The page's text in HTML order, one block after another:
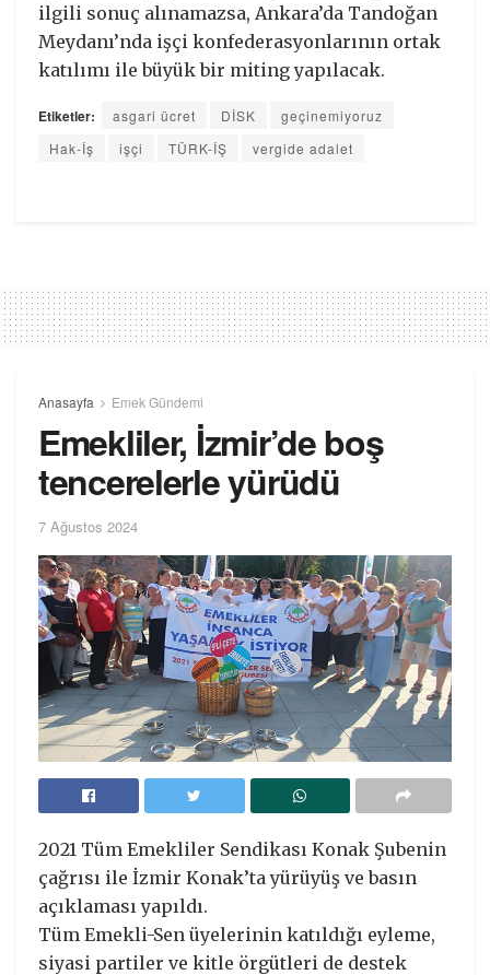
ilgili sonuç alınamazsa, Ankara’da Tandoğan
Meydanı’nda işçi konfederasyonlarının ortak
katılımı ile büyük bir miting yapılacak.
Etiketler: asgari ücret DİSK
geçinemiyoruz
Hak-İş
işçi TÜRK-İŞ vergide adalet
Anasayfa Emek Gündemi
Emekliler, İzmir’de boş
tencerelerle yürüdü
7 Ağustos 2024
2021 Tüm Emekliler Sendikası Konak Şubenin
çağrısı ile İzmir Konak’ta yürüyüş ve basın
açıklaması yapıldı.
Tüm Emekli-Sen üyelerinin katıldığı eyleme,
siyasi partiler ve kitle örgütleri de destek